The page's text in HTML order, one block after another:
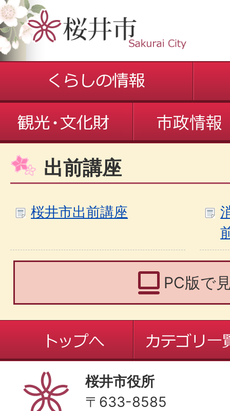
出前講座
桜井市出前講座
PC版で
桜井市役所
〒633-8585